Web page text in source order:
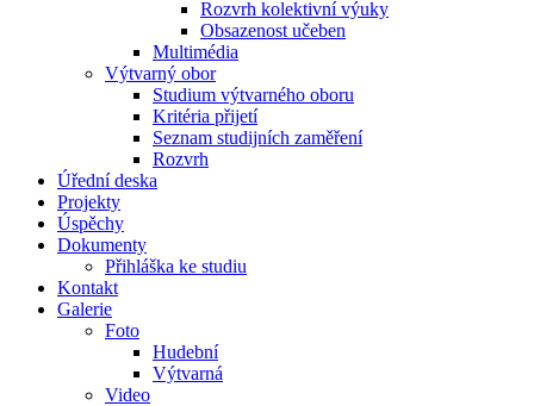
Rozvrh kolektivní výuky
Obsazenost učeben
Multimédia
Výtvarný obor
Studium výtvarného oboru
Kritéria přijetí
Seznam studijních zaměření
Rozvrh
Úřední deska
Projekty
Úspěchy
Dokumenty
Přihláška ke studiu
Kontakt
Galerie
Foto
Hudební
Výtvarná
Video